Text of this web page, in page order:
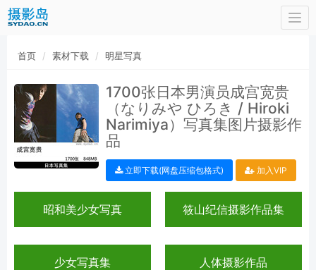
首页 素材下载 明星写真
1700张日本男演员成宫宽贵
（なりみや ひろき / Hiroki
Narimiya）写真集图片摄影作
品
立即下载(网盘压缩包格式) 加入VIP
昭和美少女写真 筱山纪信摄影作品集
少女写真集 人体摄影作品